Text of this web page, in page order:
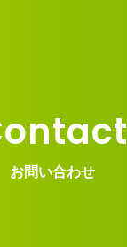
お問い合わせ